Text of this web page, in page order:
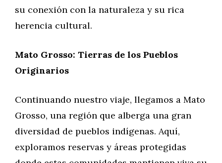
su conexión con la naturaleza y su rica
herencia cultural.
Mato Grosso: Tierras de los Pueblos
Originarios
Continuando nuestro viaje, llegamos a Mato
Grosso, una región que alberga una gran
diversidad de pueblos indígenas. Aquí,
exploramos reservas y áreas protegidas